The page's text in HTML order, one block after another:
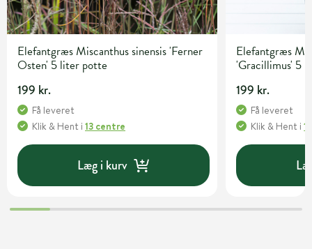
Elefantgræs Miscanthus sinensis 'Ferner
Osten' 5 liter potte
199 kr.
Få leveret
Klik & Hent i 13 centre
Læg i kurv
Elefantgræs
'Gracillimus' 5
199 kr.
Få leveret
Klik & Hent i